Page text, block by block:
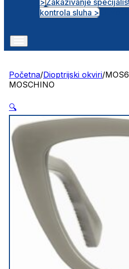
kontrola sluha >
Početna/Dioptrijski okviri/
MOSCHINO
🔍